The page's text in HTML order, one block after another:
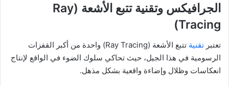
الجرافيكس وتقنية تتبع الأشعة (Ray
Tracing)
تعتبر تقنية
تتبع الأشعة (Ray Tracing) واحدة من أكبر القفزات
الرسومية في هذا الجيل، حيث تحاكي سلوك الضوء في الواقع لإنتاج
انعكاسات وظلال وإضاءة واقعية بشكل مذهل.